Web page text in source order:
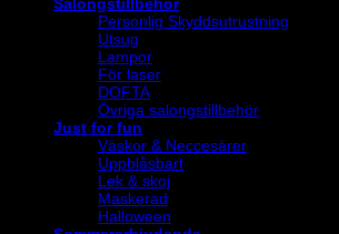
Personlig Skyddsutrustning
Utsug
Lampor
För laser
DOFTA
Övriga salongstillbehör
Just for fun
Väskor & Neccesärer
Uppblåsbart
Lek & skoj
Maskerad
Halloween